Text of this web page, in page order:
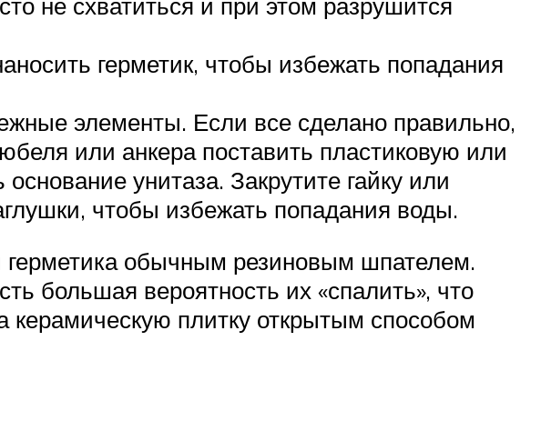
герметик, чтобы избежать попадания
элементы. Если все сделано правильно,
или анкера поставить пластиковую или
унитаза. Закрутите гайку или
чтобы избежать попадания воды.
герметика обычным резиновым шпателем.
большая вероятность их «спалить», что
плитку открытым способом